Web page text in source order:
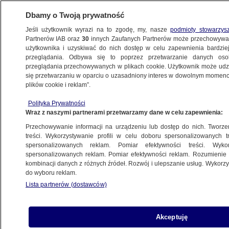
KULTURA I STYL
na Polskę
Maciej Wacławik
19.05.2026, 11:06
Posłuchaj artykułu
Czyta lektor AI
Dbamy o Twoją prywatność
Jeśli użytkownik wyrazi na to zgodę, my, naszepodmioty
Partnerów IAB oraz30 innych Zaufanych Partnerów może
użytkownika i uzyskiwać do nich dostęp w celu zapewnienia
przeglądania. Odbywa się to poprzez przetwarzanie danych
przeglądania przechowywanych w plikach cookie. Użytkownik może
się przetwarzaniu w oparciu o uzasadniony interes w dowolnym
plików cookie i reklam”.
Polityka Prywatności
Wraz z naszymi partnerami przetwarzamy dane w celu zapewnienia:
Przechowywanie informacji na urządzeniu lub dostęp do nich.
treści. Wykorzystywanie profili w celu doboru spersonalizowanych
spersonalizowanych reklam. Pomiar efektywności treści.
spersonalizowanych reklam. Pomiar efektywności reklam.
kombinacji danych z różnych źródeł. Rozwój i ulepszanie usług.
do wyboru reklam.
Lista partnerów (dostawców)
Akceptuję